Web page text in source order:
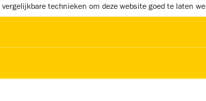
technieken om deze website goed te laten